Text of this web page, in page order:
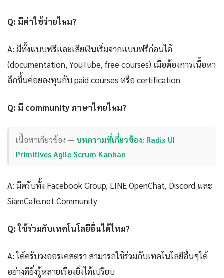
Q: มีค่าใช้จ่ายไหม?
A: มีทั้งแบบฟรีและเสียเงินเริ่มจากแบบฟรีก่อนได้
(documentation, YouTube, free courses) เมื่อต้องการเนื้อหา
ลึกขึ้นค่อยลงทุนกับ paid courses หรือ certification
Q: มี community ภาษาไทยไหม?
เนื้อหาเกี่ยวข้อง — บทความที่เกี่ยวข้อง: Radix UI
Primitives Agile Scrum Kanban
A: มีครับทั้ง Facebook Group, LINE OpenChat, Discord และ
SiamCafe.net Community
Q: ใช้ร่วมกับเทคโนโลยีอื่นได้ไหม?
A: ได้ครับวงออรเคสตรา สามารถใช้ร่วมกับเทคโนโลยีอื่นๆได้
อย่างดียิ่งรู้หลายเรื่องยิ่งได้เปรียบ